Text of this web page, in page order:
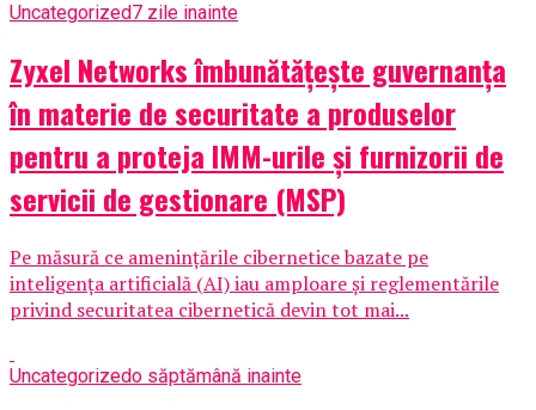
Uncategorized7 zile inainte
Zyxel Networks îmbunătățește guvernanța
în materie de securitate a produselor
pentru a proteja IMM-urile și furnizorii de
servicii de gestionare (MSP)
Pe măsură ce amenințările cibernetice bazate pe
inteligența artificială (AI) iau amploare și reglementările
privind securitatea cibernetică devin tot mai...
Uncategorizedo săptămână inainte